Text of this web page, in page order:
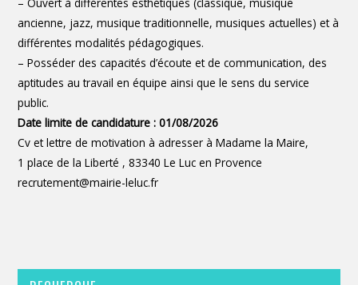
ancienne, jazz, musique traditionnelle, musiques actuelles) et à
différentes modalités pédagogiques.
– Posséder des capacités d’écoute et de communication, des
aptitudes au travail en équipe ainsi que le sens du service
public.
Date limite de candidature : 01/08/2026
Cv et lettre de motivation à adresser à Madame la Maire,
1 place de la Liberté , 83340 Le Luc en Provence
recrutement@mairie-leluc.fr